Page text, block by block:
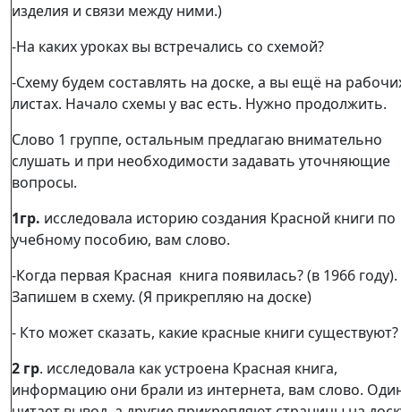
изделия и связи между ними.)
-На каких уроках вы встречались со схемой?
-Схему будем составлять на доске, а вы ещё на
листах. Начало схемы у вас есть. Нужно продолжить.
Слово 1 группе, остальным предлагаю внимательно
слушать и при необходимости задавать уточняющие
вопросы.
1гр. исследовала историю создания Красной книги по
учебному пособию, вам слово.
-Когда первая Красная книга появилась? (в 1966 году).
Запишем в схему. (Я прикрепляю на доске)
- Кто может сказать, какие красные книги существуют?
2 гр. исследовала как устроена Красная книга,
информацию они брали из интернета, вам слово.